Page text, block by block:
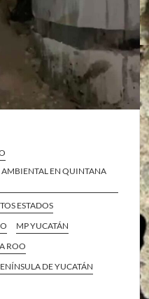
EN QUINTANA
ESTADOS
MP YUCATÁN
ROO
DE YUCATÁN